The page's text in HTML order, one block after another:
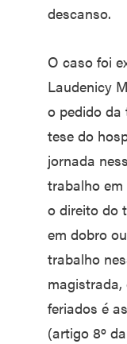
descanso.
O caso foi
Laudenicy
o pedido da
tese do
jornada
trabalho em
o direito do
em dobro
trabalho
feriados é
(artigo 8º